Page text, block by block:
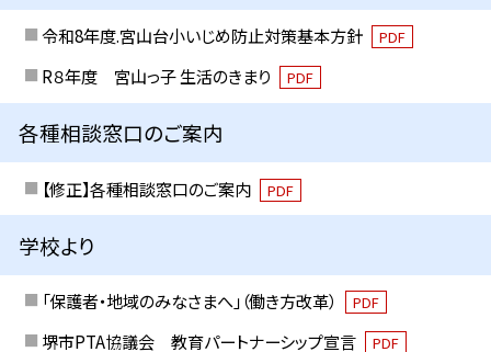
令和8年度.宮山台小いじめ防止対策基本方針 PDF
R８年度 宮山っ子 生活のきまり PDF
各種相談窓口のご案内
【修正】各種相談窓口のご案内 PDF
学校より
「保護者・地域のみなさまへ」（働き方改革） PDF
堺市PTA協議会 教育パートナーシップ宣言 PDF